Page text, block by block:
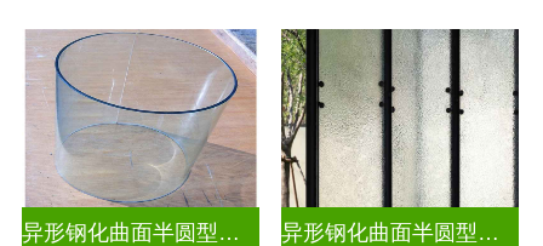
异形钢化曲面半圆型热弯玻璃 异形钢化曲面半圆型曲面玻璃